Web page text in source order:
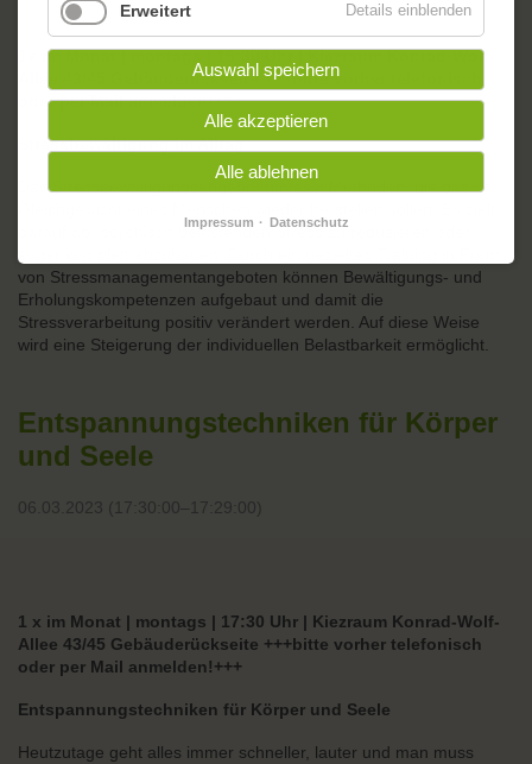
1x im Monat | montags | 16:30 Uhr | Kiezraum Konrad-Wolf-
Allee 43/45 Gebäuderückseite +++bitte vorher telefonisch
oder per Mail anmelden!+++
Stressbewältigung im Alltag
Das Stressbewältigungsangebot umfasst Methoden, die das
darauf ab, psychisch belastenden Stress zu reduzieren oder
von Stressmanagementangeboten können Bewältigungs- und
Erholungskompetenzen aufgebaut und damit die
Stressverarbeitung positiv verändert werden. Auf diese Weise
wird eine Steigerung der individuellen Belastbarkeit ermöglicht.
Entspannungstechniken für Körper
und Seele
06.03.2023 (17:30:00–17:29:00)
1 x im Monat | montags | 17:30 Uhr | Kiezraum Konrad-Wolf-
Allee 43/45 Gebäuderückseite +++bitte vorher telefonisch
oder per Mail anmelden!+++
Entspannungstechniken für Körper und Seele
Heutzutage geht alles immer schneller, lauter und man muss
Erweitert Details einblenden
Auswahl speichern
Alle akzeptieren
Alle ablehnen
Impressum Datenschutz